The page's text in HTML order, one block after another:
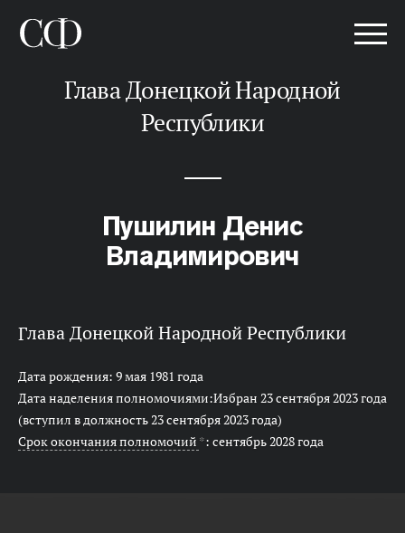
Глава Донецкой Народной
Республики
Пушилин Денис
Владимирович
Глава Донецкой Народной Республики
Дата рождения: 9 мая 1981 года
Дата наделения полномочиями:Избран 23 сентября 2023 года
(вступил в должность 23 сентября 2023 года)
Срок окончания полномочий *: сентябрь 2028 года